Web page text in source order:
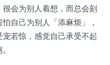
会为别人着想，而总会刻
自己为别人「添麻烦」，
若惊，感觉自己承受不起